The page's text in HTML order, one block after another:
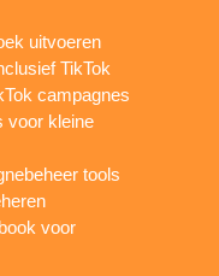
uitvoeren
TikTok
campagnes
voor kleine
tools
voor